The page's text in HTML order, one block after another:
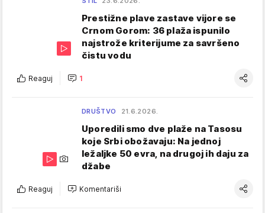
Prestižne plave zastave vijore se
Crnom Gorom: 36 plaža ispunilo
najstrože kriterijume za savršeno
čistu vodu
Reaguj 1
DRUŠTVO 21.6.2026.
Uporedili smo dve plaže na Tasosu
koje Srbi obožavaju: Na jednoj
ležaljke 50 evra, na drugoj ih daju za
džabe
Reaguj Komentariši